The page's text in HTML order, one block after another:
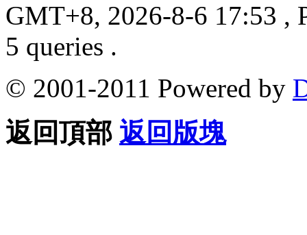
GMT+8, 2026-8-6 17:53 ,
5 queries .
© 2001-2011 Powered by
返回頂部 返回版塊